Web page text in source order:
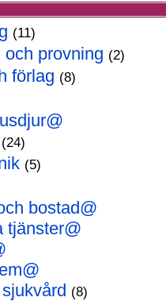
(11)
provning (2)
förlag (8)
(24)
(5)
bostad@
tjänster@
(8)